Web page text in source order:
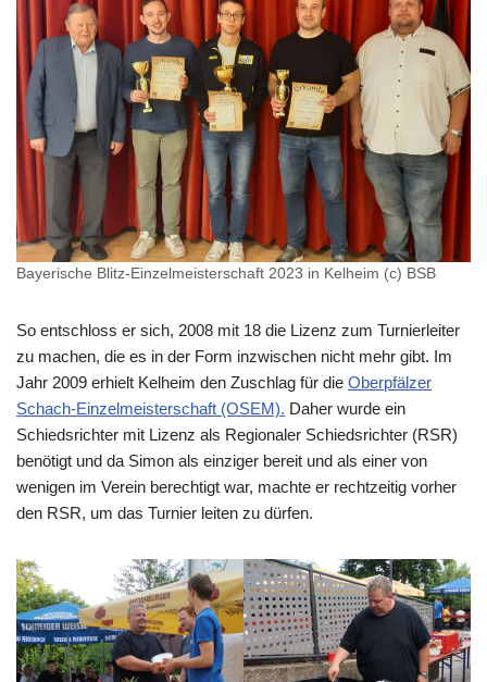
Bayerische Blitz-Einzelmeisterschaft 2023 in Kelheim (c) BSB
So entschloss er sich, 2008 mit 18 die Lizenz zum Turnierleiter
zu machen, die es in der Form inzwischen nicht mehr gibt. Im
Jahr 2009 erhielt Kelheim den Zuschlag für die Oberpfälzer
Schach-Einzelmeisterschaft (OSEM). Daher wurde ein
Schiedsrichter mit Lizenz als Regionaler Schiedsrichter (RSR)
benötigt und da Simon als einziger bereit und als einer von
wenigen im Verein berechtigt war, machte er rechtzeitig vorher
den RSR, um das Turnier leiten zu dürfen.